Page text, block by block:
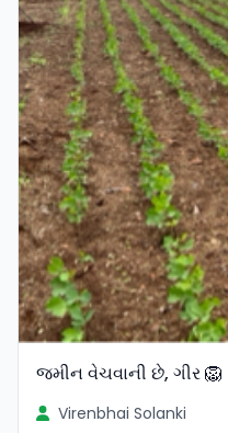
જમીન વેચવાની છે, ગીર 🦁
Virenbhai Solanki